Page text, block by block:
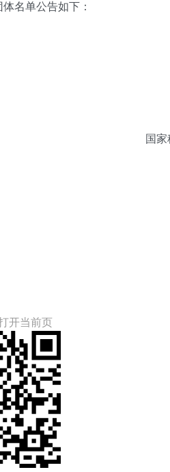
名单公告如下：
国
开当前页